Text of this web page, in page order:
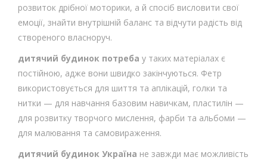
розвиток дрібної моторики, а й спосіб висловити свої
емоції, знайти внутрішній баланс та відчути радість від
створеного власноруч.
дитячий будинок потреба у таких матеріалах є
постійною, адже вони швидко закінчуються. Фетр
використовується для шиття та аплікацій, голки та
нитки — для навчання базовим навичкам, пластилін —
для розвитку творчого мислення, фарби та альбоми —
для малювання та самовираження.
дитячий будинок Україна не завжди має можливість